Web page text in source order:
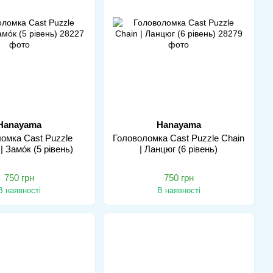
Cast Puzzle
Замóк (5 рівень)
750 грн
наявності
Hanayama
Головоломка Cast Puzzle Chain
| Ланцюг (6 рівень)
750 грн
В наявності